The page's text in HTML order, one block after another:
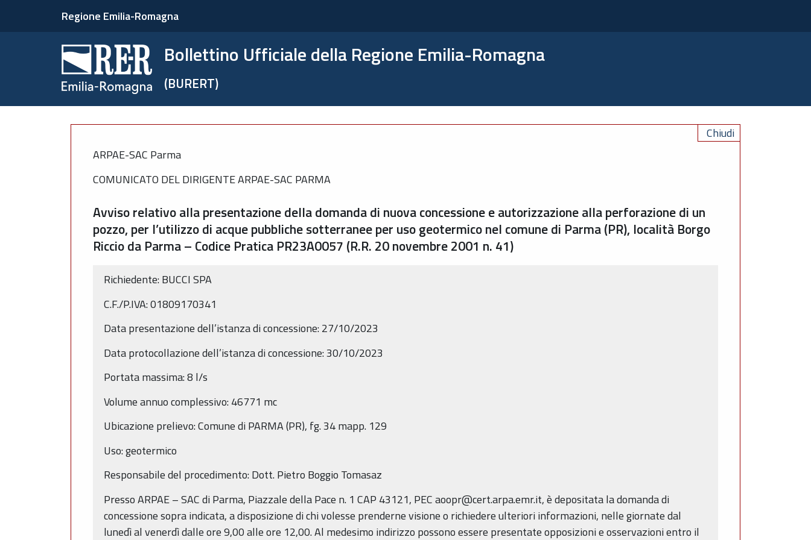
Regione Emilia-Romagna
Bollettino Ufficiale della Regione Emilia-Romagna
(BURERT)
Chiudi
ARPAE-SAC Parma
COMUNICATO DEL DIRIGENTE ARPAE-SAC PARMA
Avviso relativo alla presentazione della domanda di nuova concessione e autorizzazione alla perforazione di un
pozzo, per l’utilizzo di acque pubbliche sotterranee per uso geotermico nel comune di Parma (PR), località Borgo
Riccio da Parma – Codice Pratica PR23A0057 (R.R. 20 novembre 2001 n. 41)
Richiedente: BUCCI SPA
C.F./P.IVA: 01809170341
Data presentazione dell’istanza di concessione: 27/10/2023
Data protocollazione dell’istanza di concessione: 30/10/2023
Portata massima: 8 l/s
Volume annuo complessivo: 46771 mc
Ubicazione prelievo: Comune di PARMA (PR), fg. 34 mapp. 129
Uso: geotermico
Responsabile del procedimento: Dott. Pietro Boggio Tomasaz
Presso ARPAE – SAC di Parma, Piazzale della Pace n. 1 CAP 43121, PEC aoopr@cert.arpa.emr.it, è depositata la domanda di
concessione sopra indicata, a disposizione di chi volesse prenderne visione o richiedere ulteriori informazioni, nelle giornate dal
lunedì al venerdì dalle ore 9,00 alle ore 12,00. Al medesimo indirizzo possono essere presentate opposizioni e osservazioni entro il